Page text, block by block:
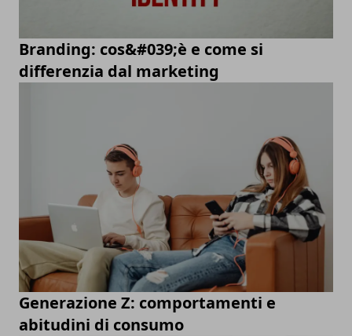
Branding: cos&#039;è e come si
differenzia dal marketing
Generazione Z: comportamenti e
abitudini di consumo